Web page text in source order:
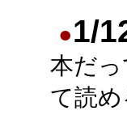
●1/
本だ
て読